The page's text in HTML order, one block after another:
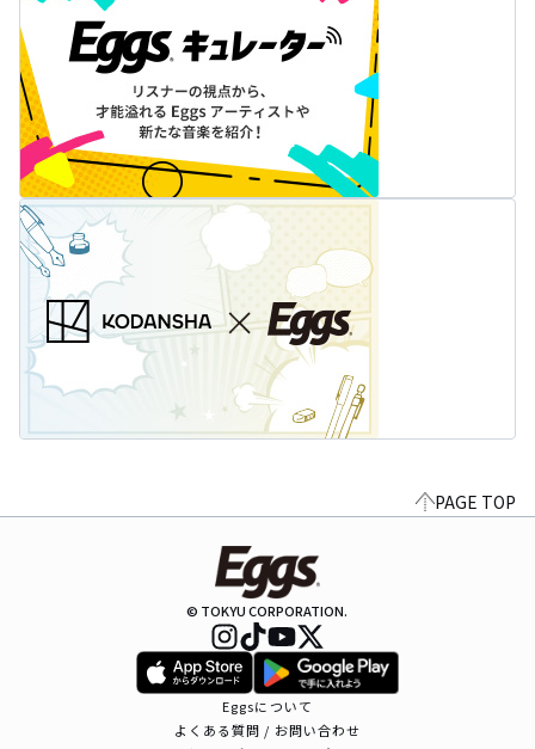
PAGE TOP
© TOKYU CORPORATION.
Eggsについて
よくある質問 / お問い合わせ